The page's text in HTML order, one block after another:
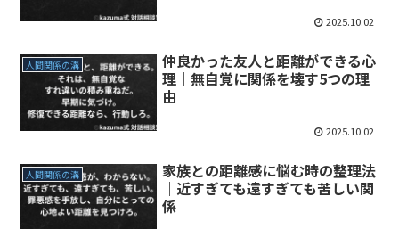
2025.10.02
人間関係の溝
仲良かった友人と距離ができる心
理｜無自覚に関係を壊す5つの理
由
2025.10.02
人間関係の溝
家族との距離感に悩む時の整理法
｜近すぎても遠すぎても苦しい関
係